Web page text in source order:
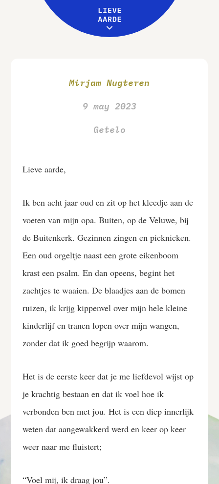
Leive Aarde
Workshops
MENU
Mirjam Nugteren
9 may 2023
Getelo
Lieve aarde,
Ik ben acht jaar oud en zit op het kleedje aan de
voeten van mijn opa. Buiten, op de Veluwe, bij
de Buitenkerk. Gezinnen zingen en picknicken.
Een oud orgeltje naast een grote eikenboom
krast een psalm. En dan opeens, begint het
zachtjes te waaien. De blaadjes aan de bomen
ruizen, ik krijg kippenvel over mijn hele kleine
kinderlijf en tranen lopen over mijn wangen,
zonder dat ik goed begrijp waarom.
Het is de eerste keer dat je me liefdevol wijst op
je krachtig bestaan en dat ik voel hoe ik
verbonden ben met jou. Het is een diep innerlijk
weten dat aangewakkerd werd en keer op keer
weer naar me fluistert;
“Voel mij, ik draag jou”.